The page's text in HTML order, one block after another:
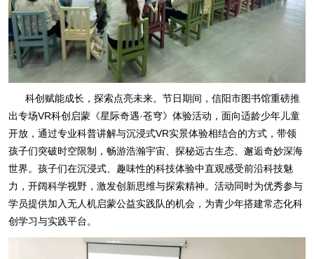
科创赋能成长，探索点亮未来。节日期间，信阳市图书馆重磅推
出专场VR科创启蒙《星际奇遇·苍穹》体验活动，面向适龄少年儿童
开放，通过专业科普讲解与沉浸式VR实景体验相结合的方式，带领
孩子们突破时空限制，畅游浩瀚宇宙、探秘远古生态、邂逅奇妙深海
世界。孩子们在沉浸式、趣味性的科技体验中直观感受前沿科技魅
力，开阔科学视野，激发创新思维与探索精神。活动同时为优秀参与
学员提供加入无人机启蒙公益实践队的机会，为青少年搭建常态化科
创学习与实践平台。